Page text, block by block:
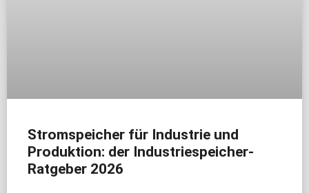
Stromspeicher für Industrie und
Produktion: der Industriespeicher-
Ratgeber 2026